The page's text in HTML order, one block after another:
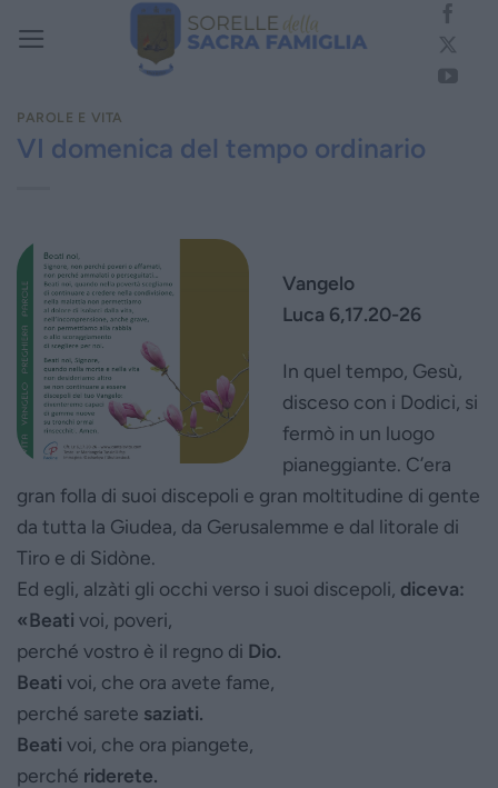
PAROLE E VITA
VI domenica del tempo ordinario
Vangelo
Luca 6,17.20-26
In quel tempo, Gesù,
disceso con i Dodici, si
fermò in un luogo
pianeggiante. C’era
gran folla di suoi discepoli e gran moltitudine di gente
da tutta la Giudea, da Gerusalemme e dal litorale di
Tiro e di Sidòne.
Ed egli, alzàti gli occhi verso i suoi discepoli, diceva:
«Beati voi, poveri,
perché vostro è il regno di Dio.
Beati voi, che ora avete fame,
perché sarete saziati.
Beati voi, che ora piangete,
perché riderete.